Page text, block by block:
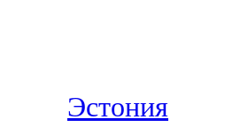
Эстония